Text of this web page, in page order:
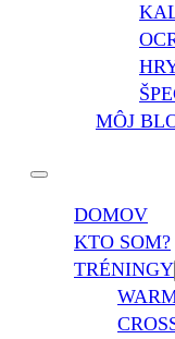
MÔJ
DOMOV
KTO SOM?
TRÉNINGY